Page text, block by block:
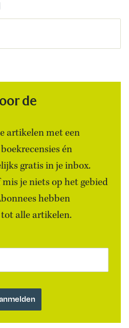
de
artikelen met een
én
gratis in je inbox.
je niets op het gebied
hebben
alle artikelen.